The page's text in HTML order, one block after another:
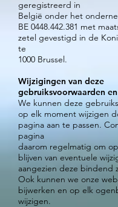
geregistreerd in
België onder het
BE 0448.442.381 met
zetel gevestigd in de
te
1000 Brussel.
Wijzigingen van deze
gebruiksvoorwaarden
We kunnen deze
op elk moment wijzigen
pagina aan te passen.
pagina
daarom regelmatig om
blijven van eventuele
aangezien deze bindend
Ook kunnen we onze
bijwerken en op elk
wijzigen.